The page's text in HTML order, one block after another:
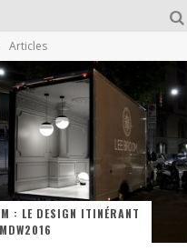
Articles
: LE DESIGN ITINÉRANT